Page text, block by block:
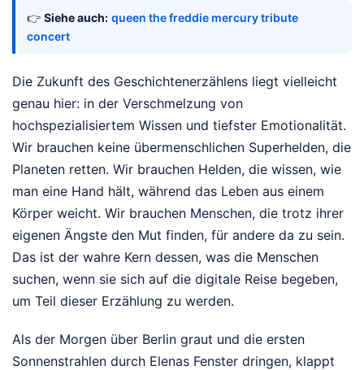
👉 Siehe auch: queen the freddie mercury tribute
concert
Die Zukunft des Geschichtenerzählens liegt vielleicht
genau hier: in der Verschmelzung von
hochspezialisiertem Wissen und tiefster Emotionalität.
Wir brauchen keine übermenschlichen Superhelden, die
Planeten retten. Wir brauchen Helden, die wissen, wie
man eine Hand hält, während das Leben aus einem
Körper weicht. Wir brauchen Menschen, die trotz ihrer
eigenen Ängste den Mut finden, für andere da zu sein.
Das ist der wahre Kern dessen, was die Menschen
suchen, wenn sie sich auf die digitale Reise begeben,
um Teil dieser Erzählung zu werden.
Als der Morgen über Berlin graut und die ersten
Sonnenstrahlen durch Elenas Fenster dringen, klappt